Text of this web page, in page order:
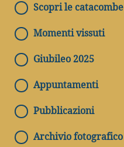
Scopri le catacombe
Momenti vissuti
Giubileo 2025
Appuntamenti
Pubblicazioni
Archivio fotografico